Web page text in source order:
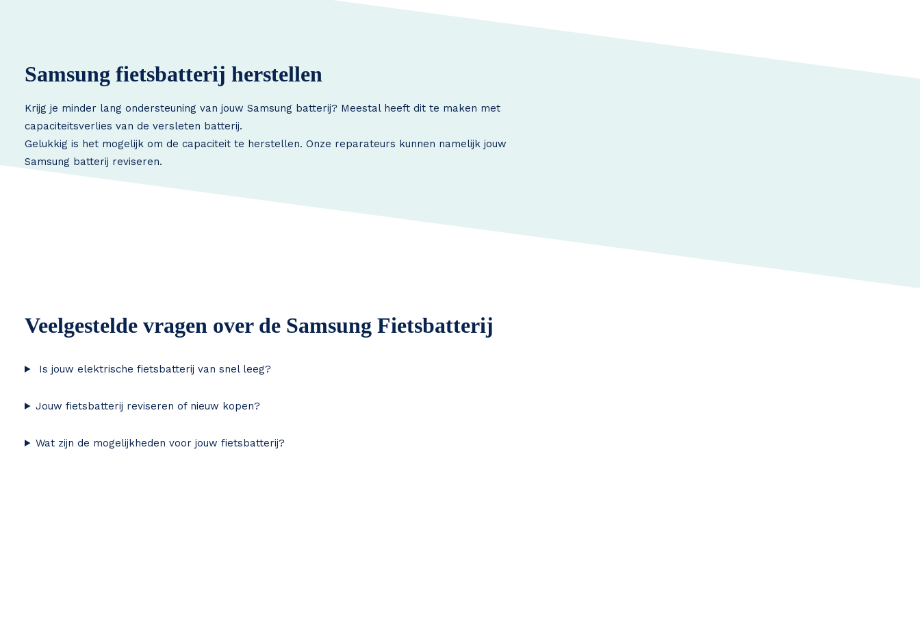
Samsung fietsbatterij herstellen
Krijg je minder lang ondersteuning van jouw Samsung batterij? Meestal heeft dit te maken met
capaciteitsverlies van de versleten batterij.
Gelukkig is het mogelijk om de capaciteit te herstellen. Onze reparateurs kunnen namelijk jouw
Samsung batterij reviseren.
Veelgestelde vragen over de Samsung Fietsbatterij
Is jouw elektrische fietsbatterij van snel leeg?
Jouw fietsbatterij reviseren of nieuw kopen?
Wat zijn de mogelijkheden voor jouw fietsbatterij?